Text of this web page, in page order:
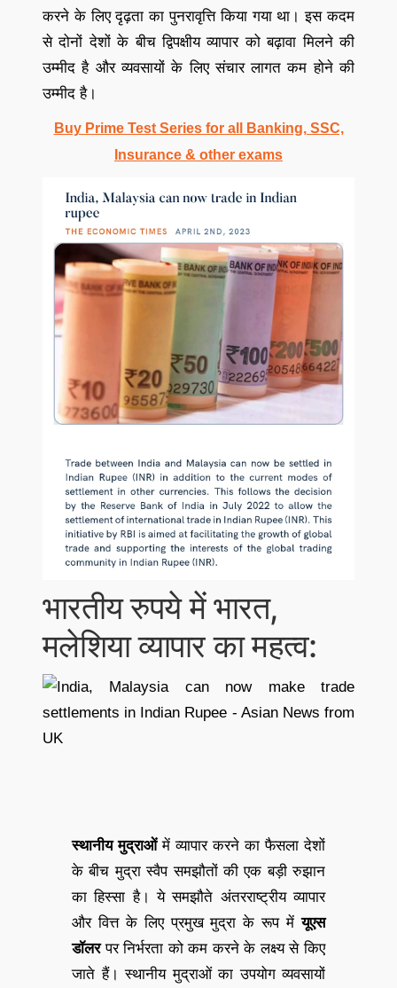
करने के लिए दृढ़ता का पुनरावृत्ति किया गया था। इस कदम
से दोनों देशों के बीच द्विपक्षीय व्यापार को बढ़ावा मिलने की
उम्मीद है और व्यवसायों के लिए संचार लागत कम होने की
उम्मीद है।
Buy Prime Test Series for all Banking, SSC,
Insurance & other exams
भारतीय रुपये में भारत,
मलेशिया व्यापार का महत्व:
स्थानीय मुद्राओंमें व्यापार करने का फैसला देशों
के बीच मुद्रा स्वैप समझौतों की एक बड़ी रुझान
का हिस्सा है। ये समझौते अंतरराष्ट्रीय व्यापार
और वित्त के लिए प्रमुख मुद्रा के रूप मेंयूएस
डॉलरपर निर्भरता को कम करने के लक्ष्य से किए
जाते हैं। स्थानीय मुद्राओं का उपयोग व्यवसायों